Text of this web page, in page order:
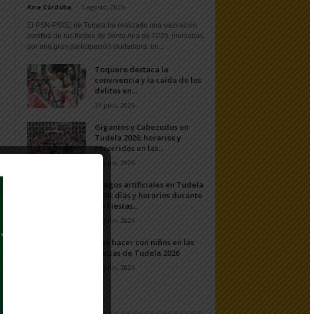
Ana Córdoba - 1 agosto, 2026
El PSN-PSOE de Tudela ha realizado una valoración
positiva de las fiestas de Santa Ana de 2026, marcadas
por una gran participación ciudadana, un...
Toquero destaca la
convivencia y la caída de los
delitos en...
31 julio, 2026
Gigantes y Cabezudos en
Tudela 2026: horarios y
recorridos en las...
25 julio, 2026
Fuegos artificiales en Tudela
2026: días y horarios durante
las Fiestas...
24 julio, 2026
Qué hacer con niños en las
Fiestas de Tudela 2026
23 julio, 2026